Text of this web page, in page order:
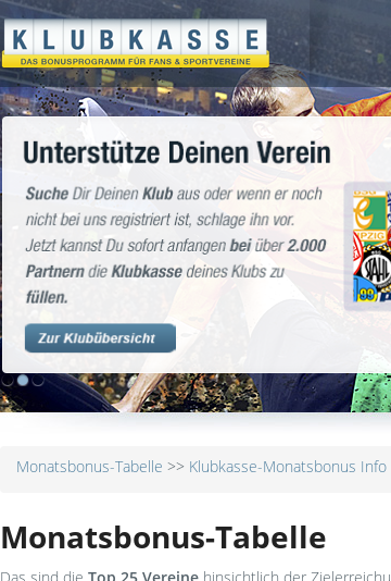
1
Monatsbonus-Tabelle >> Klubkasse-Monatsbonus Info
Monatsbonus-Tabelle